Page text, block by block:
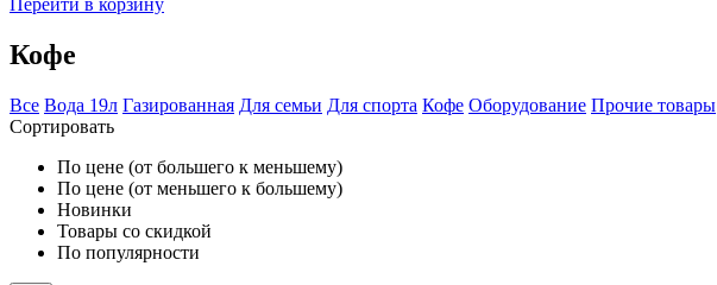
Кофе
Все Вода 19л Газированная Для семьи Для спорта Кофе Оборудование Прочие товары
Сортировать
По цене (от большего к меньшему)
По цене (от меньшего к большему)
Новинки
Товары со скидкой
По популярности